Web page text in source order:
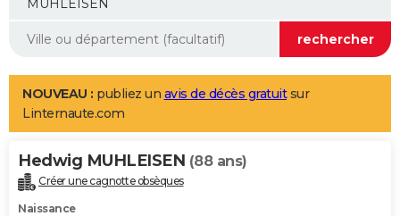
Mobiles
Meilleur smartphone
Internet
Ordinateurs
Jeux vidéo
Guide high-tech
Aménagement intérieur
LIFESTYLE
Art de vivre
Bien-être
Loisirs
Mode
Modes de vie
Alimentation
Guide de la santé
Maladies
Médicaments
Sommeil
VOYAGE
Destinations
City break
Voyage nature
Voyage de noces
Forum
Climat
+PHOTO
NOUVEAU : publiez un avis de décès gratuitsur
Linternaute.com
Hedwig MUHLEISEN (88 ans)
Créer une cagnotte obsèques
Naissance